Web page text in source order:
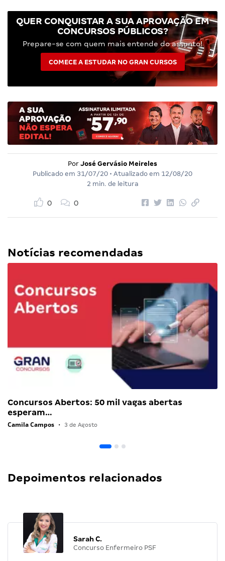
QUER CONQUISTAR A SUA APROVAÇÃO EM
CONCURSOS PÚBLICOS?
Prepare-se com quem mais entende do assunto!
COMECE A ESTUDAR NO GRAN CURSOS
Por José Gervásio Meireles
Publicado em 31/07/20 • Atualizado em 12/08/20
2 min. de leitura
0 0
Notícias recomendadas
Concursos Abertos: 50 mil vagas abertas
esperam…
Camila Campos • 3 de Agosto
Depoimentos relacionados
Sarah C.
Concurso Enfermeiro PSF